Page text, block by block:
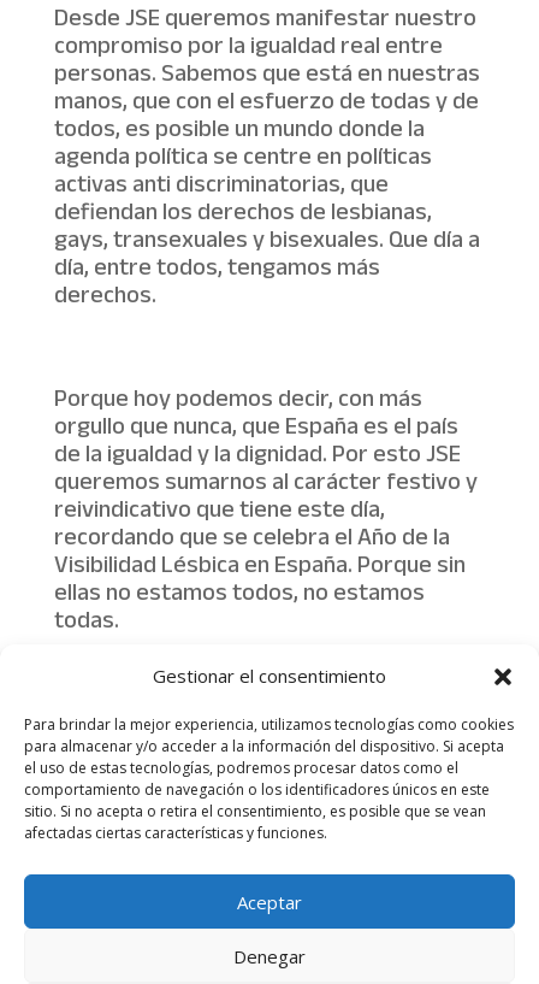
Gestionar el consentimiento
Para brindar la mejor experiencia, utilizamos tecnologías como cookies
para almacenar y/o acceder a la información del dispositivo. Si acepta
el uso de estas tecnologías, podremos procesar datos como el
comportamiento de navegación o los identificadores únicos en este
sitio. Si no acepta o retira el consentimiento, es posible que se vean
afectadas ciertas características y funciones.
Aceptar
Denegar
Desde JSE queremos manifestar nuestro
compromiso por la igualdad real entre
personas. Sabemos que está en nuestras
manos, que con el esfuerzo de todas y de
todos, es posible un mundo donde la
agenda política se centre en políticas
activas anti discriminatorias, que
defiendan los derechos de lesbianas,
gays, transexuales y bisexuales. Que día a
día, entre todos, tengamos más
derechos.
Porque hoy podemos decir, con más
orgullo que nunca, que España es el país
de la igualdad y la dignidad. Por esto JSE
queremos sumarnos al carácter festivo y
reivindicativo que tiene este día,
recordando que se celebra el Año de la
Visibilidad Lésbica en España. Porque sin
ellas no estamos todos, no estamos
todas.
Material de Campaña
Más información sobre las cookies